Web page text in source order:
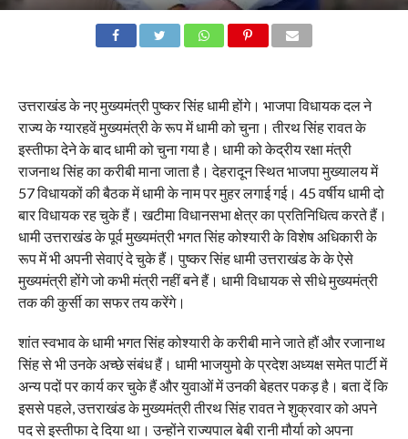
उत्तराखंड के नए मुख्यमंत्री पुष्कर सिंह धामी होंगे। भाजपा विधायक दल ने
राज्य के ग्यारहवें मुख्यमंत्री के रूप में धामी को चुना। तीरथ सिंह रावत के
इस्तीफा देने के बाद धामी को चुना गया है। धामी को केद्रीय रक्षा मंत्री
राजनाथ सिंह का करीबी माना जाता है। देहरादून स्थित भाजपा मुख्यालय में
57 विधायकों की बैठक में धामी के नाम पर मुहर लगाई गई। 45 वर्षीय धामी दो
बार विधायक रह चुके हैं। खटीमा विधानसभा क्षेत्र का प्रतिनिधित्व करते हैं।
धामी उत्तराखंड के पूर्व मुख्यमंत्री भगत सिंह कोश्यारी के विशेष अधिकारी के
रूप में भी अपनी सेवाएं दे चुके हैं। पुष्कर सिंह धामी उत्तराखंड के के ऐसे
मुख्यमंत्री होंगे जो कभी मंत्री नहीं बने हैं। धामी विधायक से सीधे मुख्यमंत्री
तक की कुर्सी का सफर तय करेंगे।
शांत स्वभाव के धामी भगत सिंह कोश्यारी के करीबी माने जाते हौं और रजानाथ
सिंह से भी उनके अच्छे संबंध हैं। धामी भाजयुमो के प्रदेश अध्यक्ष समेत पार्टी में
अन्य पदों पर कार्य कर चुके हैं और युवाओं में उनकी बेहतर पकड़ है। बता दें कि
इससे पहले, उत्तराखंड के मुख्यमंत्री तीरथ सिंह रावत ने शुक्रवार को अपने
पद से इस्तीफा दे दिया था। उन्होंने राज्यपाल बेबी रानी मौर्या को अपना